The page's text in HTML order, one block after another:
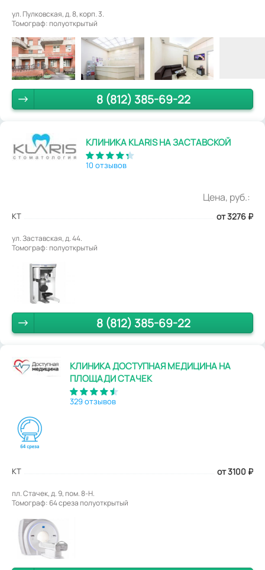
ул. Пулковская, д. 8, корп. 3.
Томограф: полуоткрытый
8 (812) 385-69-22
КЛИНИКА KLARIS НА ЗАСТАВСКОЙ
10 отзывов
Цена, руб.:
КТ от 3276 ₽
ул. Заставская, д. 44.
Томограф: полуоткрытый
8 (812) 385-69-22
КЛИНИКА ДОСТУПНАЯ МЕДИЦИНА НА
ПЛОЩАДИ СТАЧЕК
329 отзывов
КТ от 3100 ₽
пл. Стачек, д. 9, пом. 8-Н.
Томограф: 64 среза полуоткрытый